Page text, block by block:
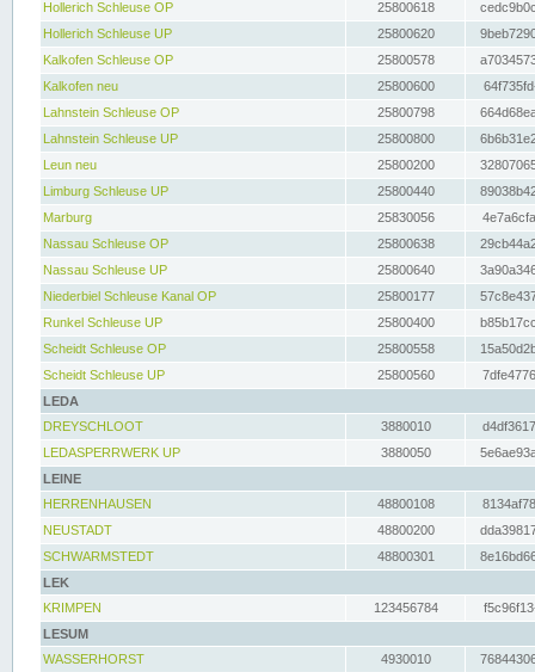
Hollerich Schleuse OP
25800618
Hollerich Schleuse UP
25800620
Kalkofen Schleuse OP
25800578
Kalkofen neu
25800600
Lahnstein Schleuse OP
25800798
Lahnstein Schleuse UP
25800800
Leun neu
25800200
Limburg Schleuse UP
25800440
Marburg
25830056
Nassau Schleuse OP
25800638
Nassau Schleuse UP
25800640
Niederbiel Schleuse Kanal OP
25800177
Runkel Schleuse UP
25800400
Scheidt Schleuse OP
25800558
Scheidt Schleuse UP
25800560
LEDA
DREYSCHLOOT
3880010
LEDASPERRWERK UP
3880050
LEINE
HERRENHAUSEN
48800108
NEUSTADT
48800200
SCHWARMSTEDT
48800301
LEK
KRIMPEN
123456784
LESUM
WASSERHORST
4930010